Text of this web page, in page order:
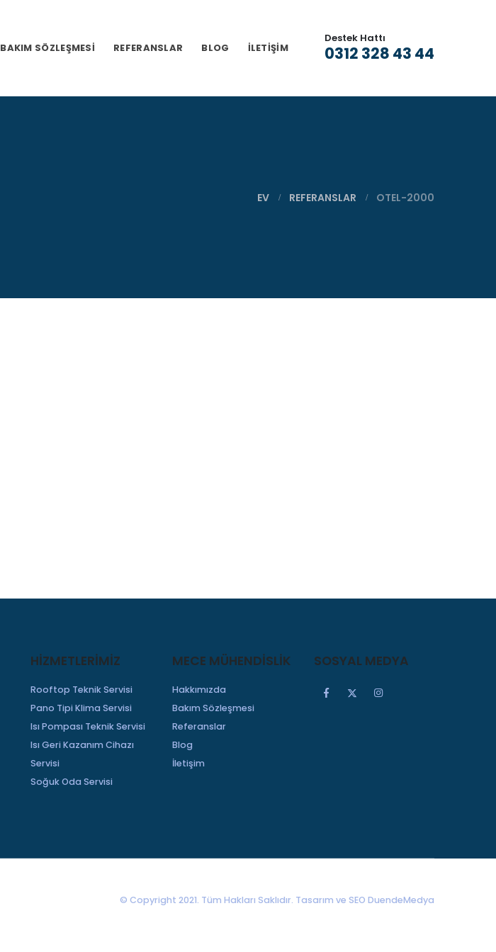
BAKIM SÖZLEŞMESI REFERANSLAR BLOG İLETIŞIM
Destek Hattı
0312 328 43 44
EV REFERANSLAR OTEL-2000
HİZMETLERİMİZ
Rooftop Teknik Servisi
Pano Tipi Klima Servisi
Isı Pompası Teknik Servisi
Isı Geri Kazanım Cihazı
Servisi
Soğuk Oda Servisi
MECE MÜHENDİSLİK
Hakkımızda
Bakım Sözleşmesi
Referanslar
Blog
İletişim
SOSYAL MEDYA
© Copyright 2021. Tüm Hakları Saklıdır. Tasarım ve SEO DuendeMedya